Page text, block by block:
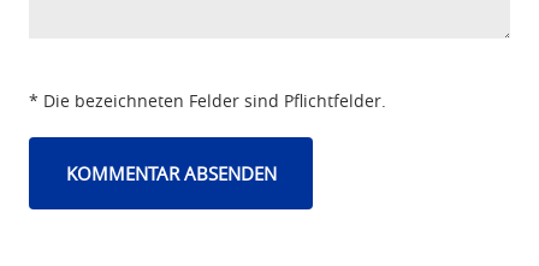
* Die bezeichneten Felder sind Pflichtfelder.